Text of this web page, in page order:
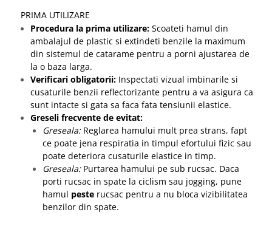
PRIMA UTILIZARE
Procedura la prima utilizare: Scoateti hamul din
ambalajul de plastic si extindeti benzile la maximum
din sistemul de catarame pentru a porni ajustarea de
la o baza larga.
Verificari obligatorii: Inspectati vizual imbinarile si
cusaturile benzii reflectorizante pentru a va asigura ca
sunt intacte si gata sa faca fata tensiunii elastice.
Greseli frecvente de evitat:
Greseala:Reglarea hamului mult prea strans, fapt
ce poate jena respiratia in timpul efortului fizic sau
poate deteriora cusaturile elastice in timp.
Greseala:Purtarea hamului pe sub rucsac. Daca
porti rucsac in spate la ciclism sau jogging, pune
hamul peste rucsac pentru a nu bloca vizibilitatea
benzilor din spate.